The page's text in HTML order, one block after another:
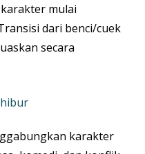
mulai
dari benci/cuek
secara
karakter